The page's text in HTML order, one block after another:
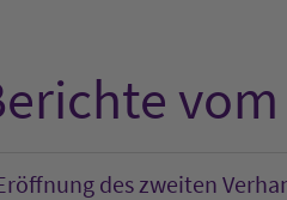
des zweiten